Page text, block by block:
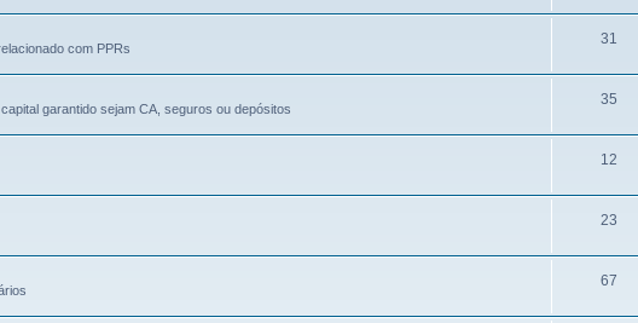
com PPRs
31
garantido sejam CA, seguros ou depósitos
35
12
23
67